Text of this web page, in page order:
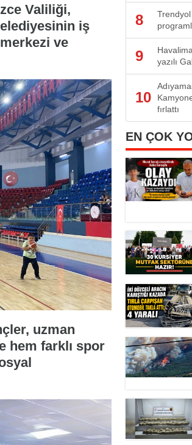
Valiliği,
iş
ve
uzman
hem farklı spor
8
9
yazılı
10
fırlattı
EN ÇOK